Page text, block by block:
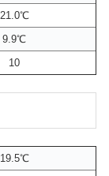
21.0℃
9.9℃
10
19.5℃